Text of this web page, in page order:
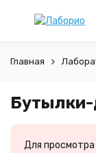
Главная
Для